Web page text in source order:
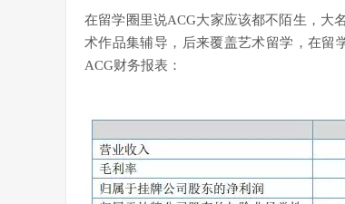
在留学圈里说ACG大家应该都不陌生，大
术作品集辅导，后来覆盖艺术留学，在留
ACG财务报表：